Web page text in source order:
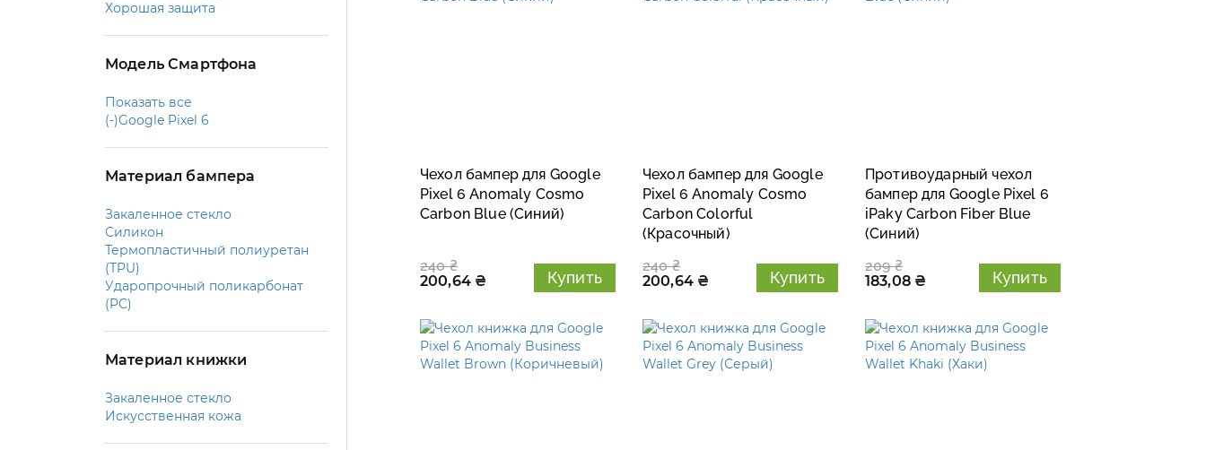
Хорошая защита
Модель Смартфона
Показать все
(-)Google Pixel 6
Материал бампера
Закаленное стекло
Силикон
Термопластичный полиуретан
(TPU)
Ударопрочный поликарбонат
(PC)
Материал книжки
Закаленное стекло
Искусственная кожа
Чехол бампер для Google
Pixel 6 Anomaly Cosmo
Carbon Blue (Синий)
240 ₴
200,64 ₴
Купить
Чехол бампер для Google
Pixel 6 Anomaly Cosmo
Carbon Colorful
(Красочный)
240 ₴
200,64 ₴
Купить
Противоударный чехол
бампер для Google Pixel 6
iPaky Carbon Fiber Blue
(Синий)
209 ₴
183,08 ₴
Купить